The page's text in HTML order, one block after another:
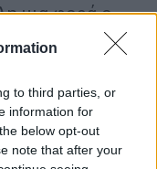
to third parties, or
information for
below opt-out
note that after your
μια φορά ο
κατά της
στην
την
όπλων στη